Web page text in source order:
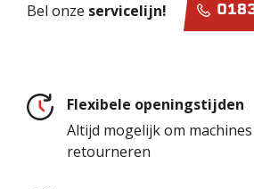
Bel onze servicelijn!
Flexibele openingstijden
Altijd mogelijk om
retourneren